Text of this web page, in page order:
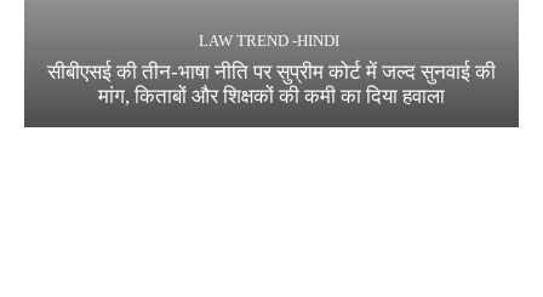
LAW TREND -HINDI
सीबीएसई की तीन-भाषा नीति पर सुप्रीम कोर्ट में जल्द सुनवाई की
मांग, किताबों और शिक्षकों की कमी का दिया हवाला